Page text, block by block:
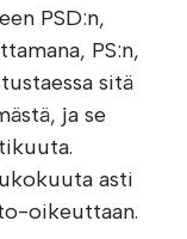
PSD:n,
PS:n,
sitä
ja se
asti
oikeuttaan.